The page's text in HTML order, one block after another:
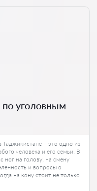
по уголовным
– это одно из
человека и его семьи. В
ног на голову, на смену
и вопросы о
на кону стоит не только